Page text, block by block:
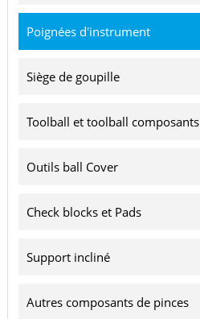
Poignées d'instrument
Siège de goupille
Toolball et toolball composants
Outils ball Cover
Check blocks et Pads
Support incliné
Autres composants de pinces